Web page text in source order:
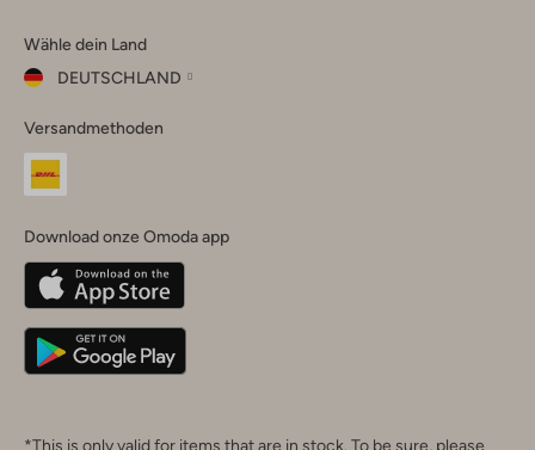
Instagram
Facebook
TikTok
Wähle dein Land
DEUTSCHLAND
dein
Land
Belgique(Français)
Deutschland
Versandmethoden
Download onze Omoda app
*This is only valid for items that are in stock. To be sure, please